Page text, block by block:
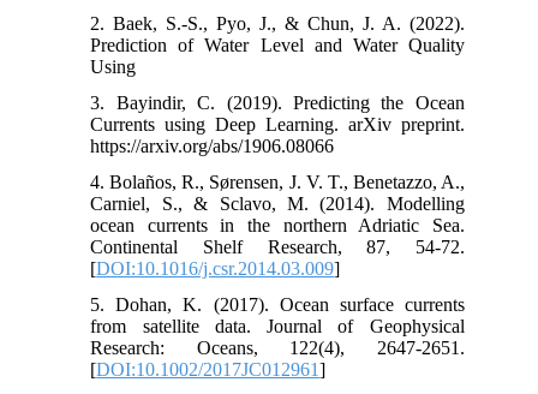
2. Baek, S.-S., Pyo, J., & Chun, J. A. (2022).
Prediction of Water Level and Water Quality
Using
3. Bayindir, C. (2019). Predicting the Ocean
Currents using Deep Learning. arXiv preprint.
https://arxiv.org/abs/1906.08066
4. Bolaños, R., Sørensen, J. V. T., Benetazzo, A.,
Carniel, S., & Sclavo, M. (2014). Modelling
ocean currents in the northern Adriatic Sea.
Continental Shelf Research, 87, 54-72.
[DOI:10.1016/j.csr.2014.03.009]
5. Dohan, K. (2017). Ocean surface currents
from satellite data. Journal of Geophysical
Research: Oceans, 122(4), 2647-2651.
[DOI:10.1002/2017JC012961]